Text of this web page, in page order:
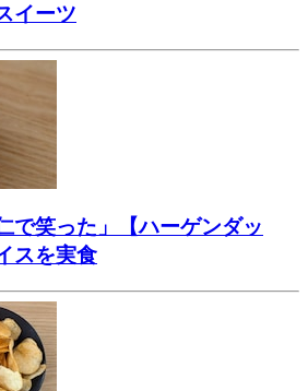
イーツ
で笑った」【ハーゲンダッ
スを実食